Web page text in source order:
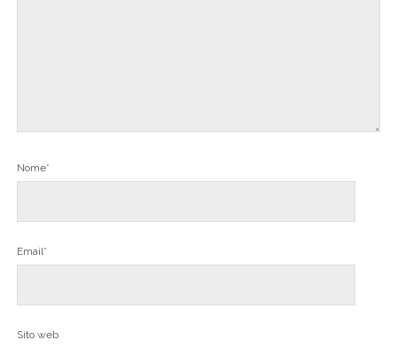
Nome*
Email*
Sito web